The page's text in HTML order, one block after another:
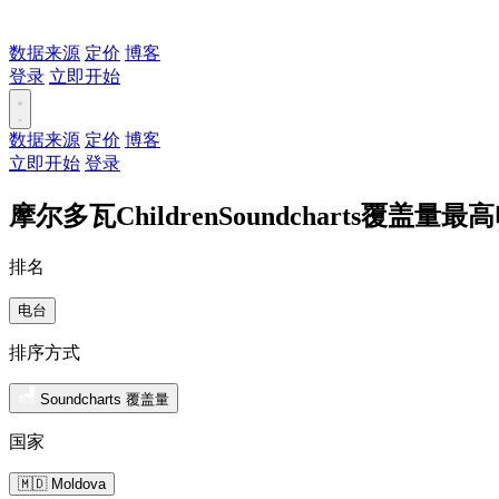
数据来源 定价 博客
登录 立即开始
数据来源 定价 博客
立即开始 登录
摩尔多瓦ChildrenSoundcharts覆盖量最
排名
电台
排序方式
Soundcharts 覆盖量
国家
🇲🇩 Moldova